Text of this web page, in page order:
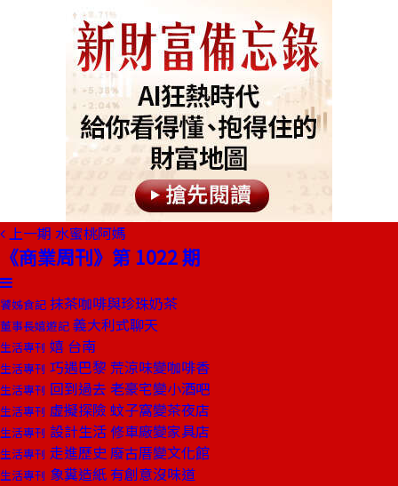
上一期 水蜜桃阿媽
《商業周刊》第 1022 期
饕姊食記 抹茶咖啡與珍珠奶茶
董事長嬉遊記 義大利式聊天
生活專刊 嬉 台南
生活專刊 巧遇巴黎 荒涼味變咖啡香
生活專刊 回到過去 老豪宅變小酒吧
生活專刊 虛擬探險 蚊子窩變茶夜店
生活專刊 設計生活 修車廠變家具店
生活專刊 走進歷史 廢古厝變文化館
生活專刊 象糞造紙 有創意沒味道